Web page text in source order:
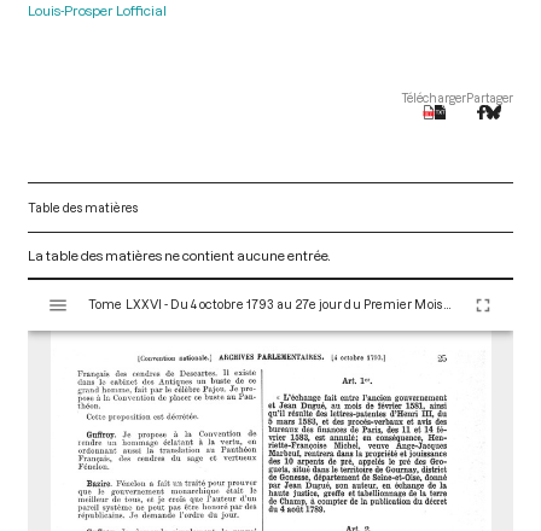
Louis-Prosper Lofficial
TéléchargerPartager
Table des matières
La table des matières ne contient aucune entrée.
s